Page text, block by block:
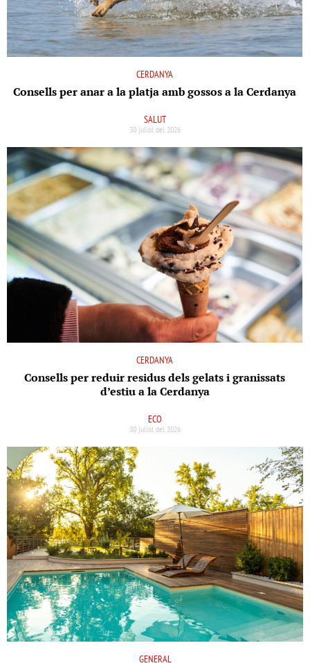
CERDANYA
Consells per anar a la platja amb gossos a la Cerdanya
SALUT
30 juliol del 2026
CERDANYA
Consells per reduir residus dels gelats i granissats
d’estiu a la Cerdanya
ECO
30 juliol del 2026
GENERAL